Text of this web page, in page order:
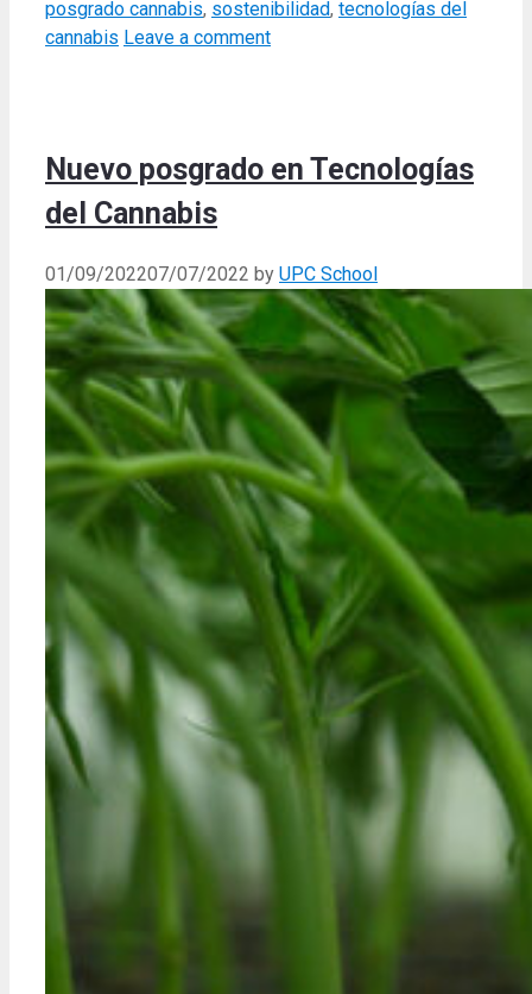
posgrado cannabis, sostenibilidad, tecnologías del
cannabis Leave a comment
Nuevo posgrado en Tecnologías
del Cannabis
01/09/202207/07/2022 by UPC School